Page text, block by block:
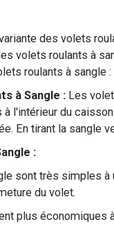
des volets
volets roulants à
roulants à sangle :
à Sangle : Les
l'intérieur du
En tirant la sangle
:
sont très simples
du volet.
plus économiques